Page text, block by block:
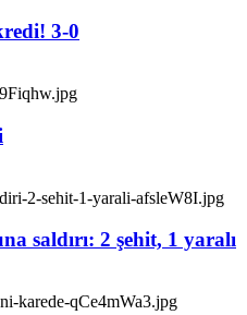
3-0
saldırı: 2 şehit, 1 yaralı